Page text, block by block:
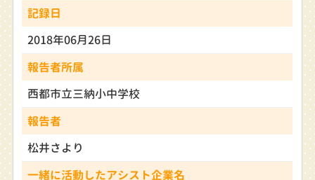
記録日
2018年06月26日
報告者所属
西都市立三納小中学校
報告者
松井さより
一緒に活動したアシスト企業名